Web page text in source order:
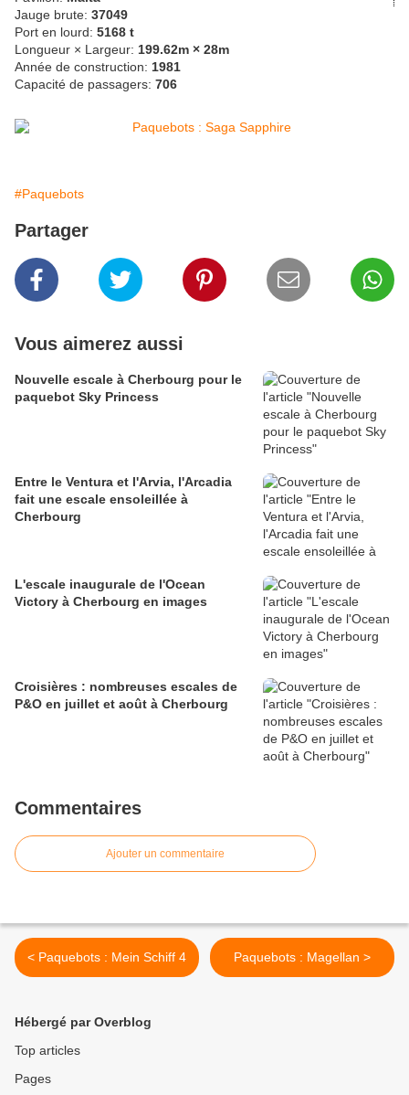
Jauge brute: 37049
Port en lourd: 5168 t
Longueur × Largeur: 199.62m × 28m
Année de construction: 1981
Capacité de passagers: 706
#Paquebots
Partager
Vous aimerez aussi
Nouvelle escale à Cherbourg pour le
paquebot Sky Princess
Entre le Ventura et l'Arvia, l'Arcadia
fait une escale ensoleillée à
Cherbourg
L'escale inaugurale de l'Ocean
Victory à Cherbourg en images
Croisières : nombreuses escales de
P&O en juillet et août à Cherbourg
Commentaires
Ajouter un commentaire
< Paquebots : Mein Schiff 4 Paquebots : Magellan >
Hébergé par Overblog
Top articles
Pages